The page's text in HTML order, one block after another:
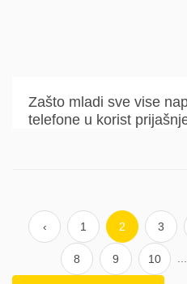
Zašto mladi sve vise
telefone u korist
‹ 1 2 3
8 9 10